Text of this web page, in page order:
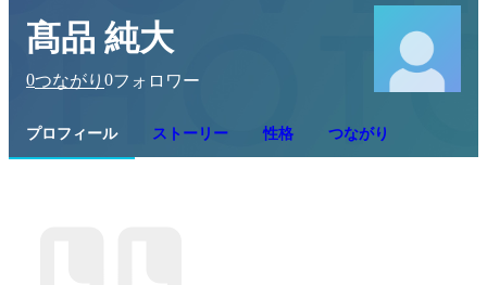
髙品 純大
0つながり 0フォロワー
プロフィール ストーリー 性格 つながり